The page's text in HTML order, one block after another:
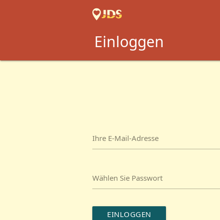
Einloggen
Ihre E-Mail-Adresse
Wählen Sie Passwort
EINLOGGEN